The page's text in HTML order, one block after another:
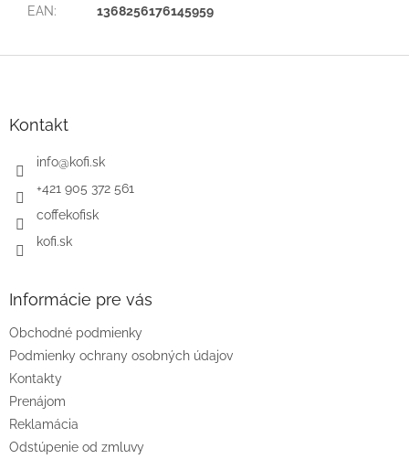
EAN: 1368256176145959
Kontakt
info@kofi.sk
+421 905 372 561
coffekofisk
kofi.sk
Informácie pre vás
Obchodné podmienky
Podmienky ochrany osobných údajov
Kontakty
Prenájom
Reklamácia
Odstúpenie od zmluvy